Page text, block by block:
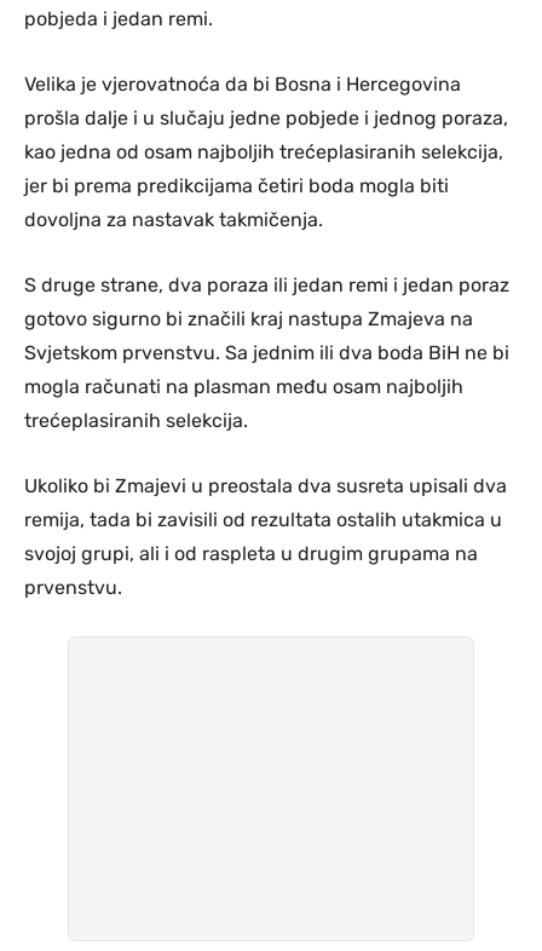
pobjeda i jedan remi.
Velika je vjerovatnoća da bi Bosna i Hercegovina
prošla dalje i u slučaju jedne pobjede i jednog poraza,
kao jedna od osam najboljih trećeplasiranih selekcija,
jer bi prema predikcijama četiri boda mogla biti
dovoljna za nastavak takmičenja.
S druge strane, dva poraza ili jedan remi i jedan poraz
gotovo sigurno bi značili kraj nastupa Zmajeva na
Svjetskom prvenstvu. Sa jednim ili dva boda BiH ne bi
mogla računati na plasman među osam najboljih
trećeplasiranih selekcija.
Ukoliko bi Zmajevi u preostala dva susreta upisali dva
remija, tada bi zavisili od rezultata ostalih utakmica u
svojoj grupi, ali i od raspleta u drugim grupama na
prvenstvu.